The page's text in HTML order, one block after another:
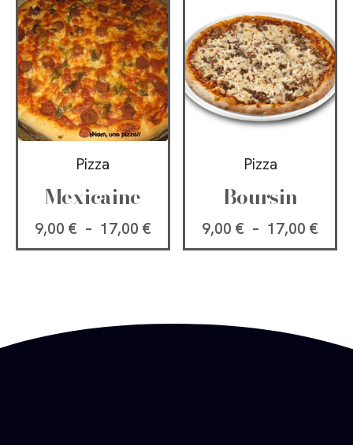
Pizza
Mexicaine
9,00 € – 17,00€
Pizza
Boursin
9,00 € – 17,00€